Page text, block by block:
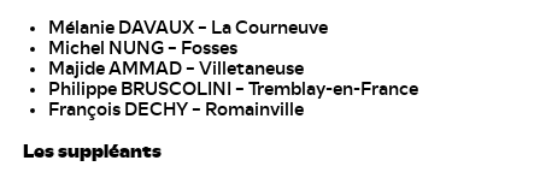
Mélanie DAVAUX – La Courneuve
Michel NUNG – Fosses
Majide AMMAD – Villetaneuse
Philippe BRUSCOLINI – Tremblay-en-France
François DECHY – Romainville
Les suppléants